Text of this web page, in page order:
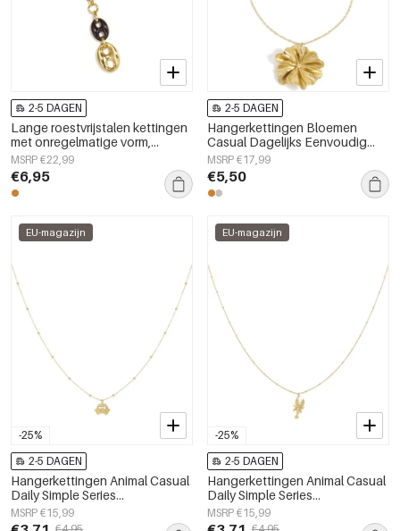
2-5 DAGEN
Lange roestvrijstalen kettingen
met onregelmatige vorm,
eenvoudige, alledaagse serie,
damessieraden
MSRP €22,99
€6,95
2-5 DAGEN
Hangerkettingen Bloemen
Casual Dagelijks Eenvoudig
Serie Damessieraden
MSRP €17,99
€5,50
-25%
EU-magazijn
2-5 DAGEN
Hangerkettingen Animal Casual
Daily Simple Series
Damessieraden
MSRP €15,99
-25%
EU-magazijn
2-5 DAGEN
Hangerkettingen Animal Casual
Daily Simple Series
Damessieraden
MSRP €15,99